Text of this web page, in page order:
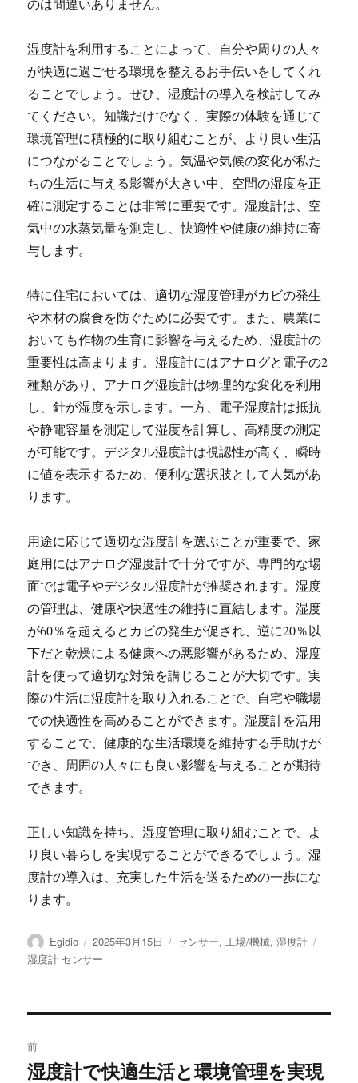
湿度計を利用することによって、自分や周りの人々
が快適に過ごせる環境を整えるお手伝いをしてくれ
ることでしょう。ぜひ、湿度計の導入を検討してみ
てください。知識だけでなく、実際の体験を通じて
環境管理に積極的に取り組むことが、より良い生活
につながることでしょう。気温や気候の変化が私た
ちの生活に与える影響が大きい中、空間の湿度を正
確に測定することは非常に重要です。湿度計は、空
気中の水蒸気量を測定し、快適性や健康の維持に寄
与します。
特に住宅においては、適切な湿度管理がカビの発生
や木材の腐食を防ぐために必要です。また、農業に
おいても作物の生育に影響を与えるため、湿度計の
重要性は高まります。湿度計にはアナログと電子の2
種類があり、アナログ湿度計は物理的な変化を利用
し、針が湿度を示します。一方、電子湿度計は抵抗
や静電容量を測定して湿度を計算し、高精度の測定
が可能です。デジタル湿度計は視認性が高く、瞬時
に値を表示するため、便利な選択肢として人気があ
ります。
用途に応じて適切な湿度計を選ぶことが重要で、家
庭用にはアナログ湿度計で十分ですが、専門的な場
面では電子やデジタル湿度計が推奨されます。湿度
の管理は、健康や快適性の維持に直結します。湿度
が60％を超えるとカビの発生が促され、逆に20％以
下だと乾燥による健康への悪影響があるため、湿度
計を使って適切な対策を講じることが大切です。実
際の生活に湿度計を取り入れることで、自宅や職場
での快適性を高めることができます。湿度計を活用
することで、健康的な生活環境を維持する手助けが
でき、周囲の人々にも良い影響を与えることが期待
できます。
正しい知識を持ち、湿度管理に取り組むことで、よ
り良い暮らしを実現することができるでしょう。湿
度計の導入は、充実した生活を送るための一歩にな
ります。
投
稿
Egidio
投
稿
2025年3月15日
カ
センサー, 工場/機械,湿度計
湿度計 センサー
稿
前
前
湿度計で快適生活と環境管理を実現